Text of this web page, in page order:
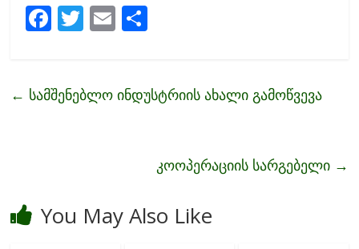
F
b
T
er
E
l e
← სამშენებლო ინდუსტრიის ახალი გამოწვევა
კოოპერაციის სარგებელი →
You May Also Like